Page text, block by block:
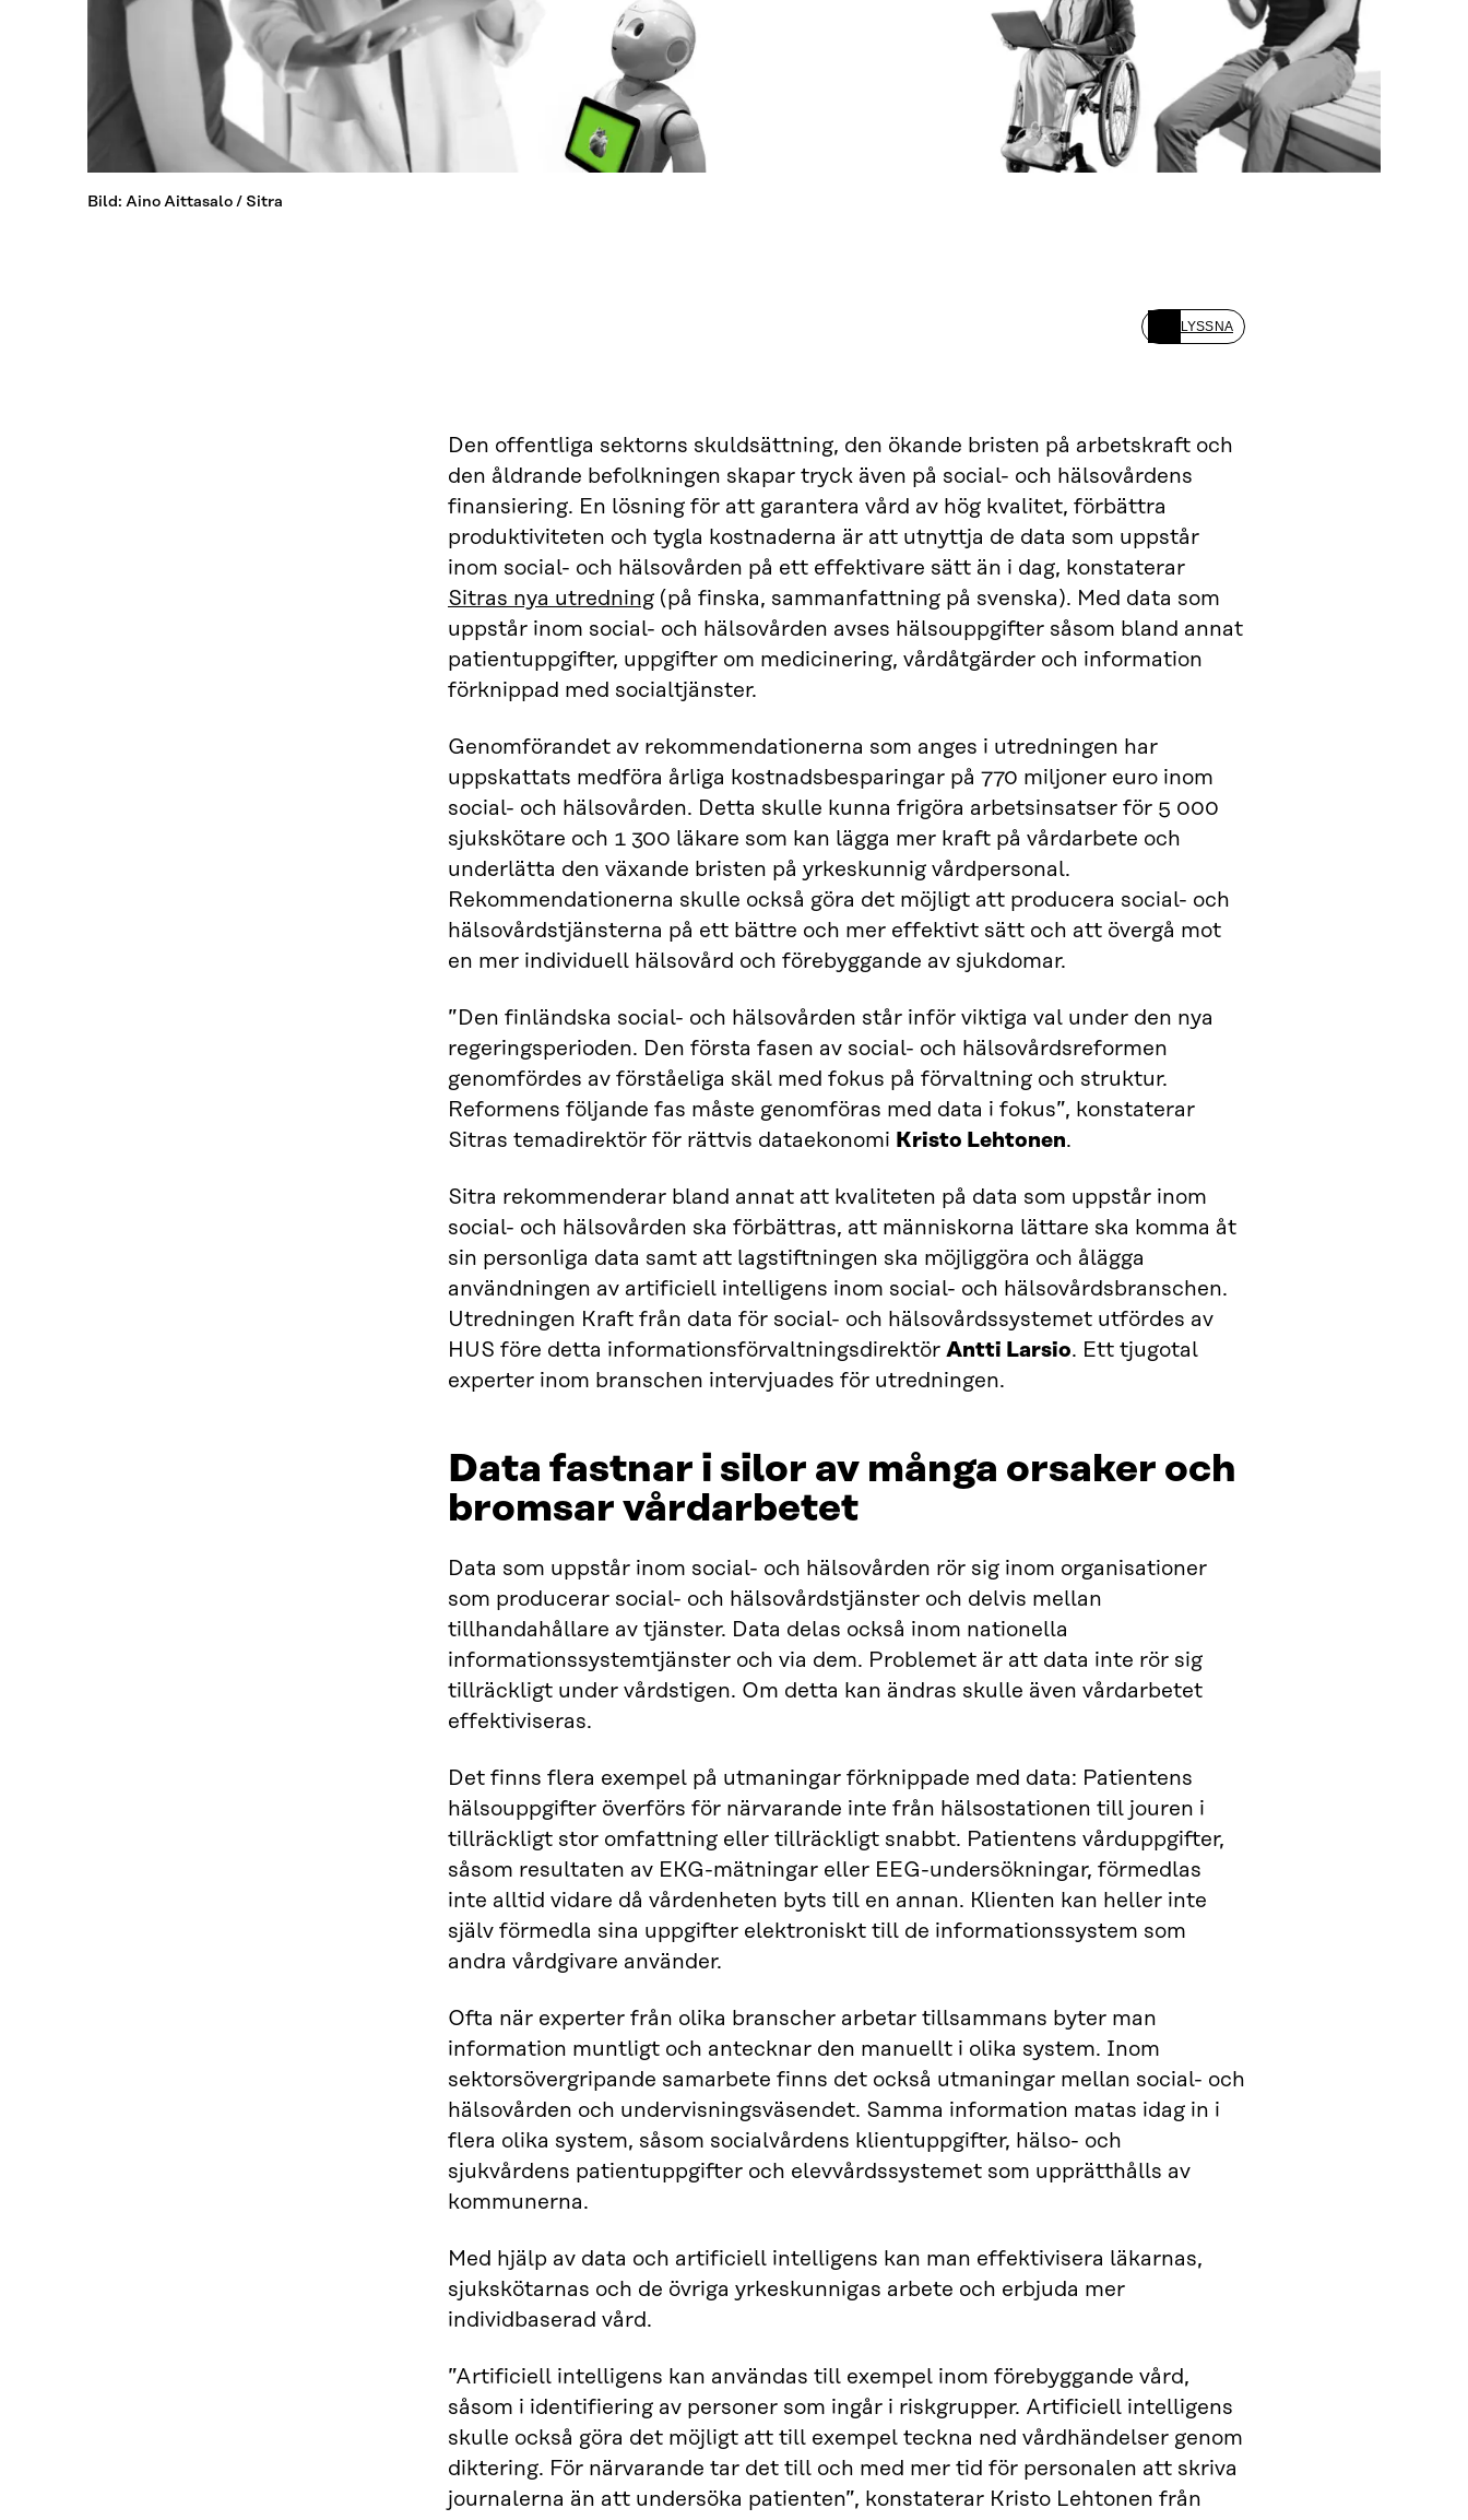
Bild: Aino Aittasalo / Sitra
LYSSNA
Den offentliga sektorns skuldsättning, den ökande bristen på arbetskraft och
den åldrande befolkningen skapar tryck även på social- och hälsovårdens
finansiering. En lösning för att garantera vård av hög kvalitet, förbättra
produktiviteten och tygla kostnaderna är att utnyttja de data som uppstår
inom social- och hälsovården på ett effektivare sätt än i dag, konstaterar
Sitras nya utredning (på finska, sammanfattning på svenska). Med data som
uppstår inom social- och hälsovården avses hälsouppgifter såsom bland annat
patientuppgifter, uppgifter om medicinering, vårdåtgärder och information
förknippad med socialtjänster.
Genomförandet av rekommendationerna som anges i utredningen har
uppskattats medföra årliga kostnadsbesparingar på 770 miljoner euro inom
social- och hälsovården. Detta skulle kunna frigöra arbetsinsatser för 5 000
sjukskötare och 1 300 läkare som kan lägga mer kraft på vårdarbete och
underlätta den växande bristen på yrkeskunnig vårdpersonal.
Rekommendationerna skulle också göra det möjligt att producera social- och
hälsovårdstjänsterna på ett bättre och mer effektivt sätt och att övergå mot
en mer individuell hälsovård och förebyggande av sjukdomar.
”Den finländska social- och hälsovården står inför viktiga val under den nya
regeringsperioden. Den första fasen av social- och hälsovårdsreformen
genomfördes av förståeliga skäl med fokus på förvaltning och struktur.
Reformens följande fas måste genomföras med data i fokus”, konstaterar
Sitras temadirektör för rättvis dataekonomi Kristo Lehtonen.
Sitra rekommenderar bland annat att kvaliteten på data som uppstår inom
social- och hälsovården ska förbättras, att människorna lättare ska komma åt
sin personliga data samt att lagstiftningen ska möjliggöra och ålägga
användningen av artificiell intelligens inom social- och hälsovårdsbranschen.
Utredningen Kraft från data för social- och hälsovårdssystemet utfördes av
HUS före detta informationsförvaltningsdirektör Antti Larsio. Ett tjugotal
experter inom branschen intervjuades för utredningen.
Data fastnar i silor av många orsaker och
bromsar vårdarbetet
Data som uppstår inom social- och hälsovården rör sig inom organisationer
som producerar social- och hälsovårdstjänster och delvis mellan
tillhandahållare av tjänster. Data delas också inom nationella
informationssystemtjänster och via dem. Problemet är att data inte rör sig
tillräckligt under vårdstigen. Om detta kan ändras skulle även vårdarbetet
effektiviseras.
Det finns flera exempel på utmaningar förknippade med data: Patientens
hälsouppgifter överförs för närvarande inte från hälsostationen till jouren i
tillräckligt stor omfattning eller tillräckligt snabbt. Patientens vårduppgifter,
såsom resultaten av EKG-mätningar eller EEG-undersökningar, förmedlas
inte alltid vidare då vårdenheten byts till en annan. Klienten kan heller inte
själv förmedla sina uppgifter elektroniskt till de informationssystem som
andra vårdgivare använder.
Ofta när experter från olika branscher arbetar tillsammans byter man
information muntligt och antecknar den manuellt i olika system. Inom
sektorsövergripande samarbete finns det också utmaningar mellan social- och
hälsovården och undervisningsväsendet. Samma information matas idag in i
flera olika system, såsom socialvårdens klientuppgifter, hälso- och
sjukvårdens patientuppgifter och elevvårdssystemet som upprätthålls av
kommunerna.
Med hjälp av data och artificiell intelligens kan man effektivisera läkarnas,
sjukskötarnas och de övriga yrkeskunnigas arbete och erbjuda mer
individbaserad vård.
”Artificiell intelligens kan användas till exempel inom förebyggande vård,
såsom i identifiering av personer som ingår i riskgrupper. Artificiell intelligens
skulle också göra det möjligt att till exempel teckna ned vårdhändelser genom
diktering. För närvarande tar det till och med mer tid för personalen att skriva
journalerna än att undersöka patienten”, konstaterar Kristo Lehtonen från